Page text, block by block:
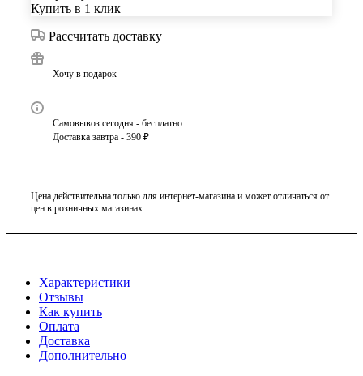
Купить в 1 клик
Рассчитать доставку
Хочу в подарок
Самовывоз сегодня - бесплатно
Доставка завтра - 390 ₽
Цена действительна только для интернет-магазина и может отличаться от
цен в розничных магазинах
Характеристики
Отзывы
Как купить
Оплата
Доставка
Дополнительно